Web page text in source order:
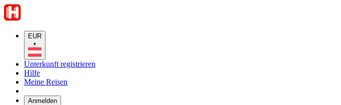
EUR
•
Unterkunft registrieren
Hilfe
Meine Reisen
Anmelden